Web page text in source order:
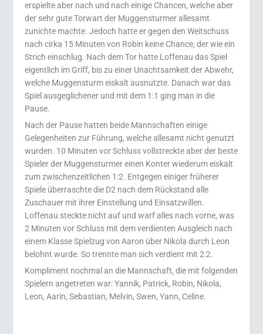
erspielte aber nach und nach einige Chancen, welche aber
der sehr gute Torwart der Muggensturmer allesamt
zunichte machte. Jedoch hatte er gegen den Weitschuss
nach cirka 15 Minuten von Robin keine Chance, der wie ein
Strich einschlug. Nach dem Tor hatte Loffenau das Spiel
eigentlich im Griff, bis zu einer Unachtsamkeit der Abwehr,
welche Muggensturm eiskalt ausnutzte. Danach war das
Spiel ausgeglichener und mit dem 1:1 ging man in die
Pause.
Nach der Pause hatten beide Mannschaften einige
Gelegenheiten zur Führung, welche allesamt nicht genutzt
wurden. 10 Minuten vor Schluss vollstreckte aber der beste
Spieler der Muggensturmer einen Konter wiederum eiskalt
zum zwischenzeitlichen 1:2. Entgegen einiger früherer
Spiele überraschte die D2 nach dem Rückstand alle
Zuschauer mit ihrer Einstellung und Einsatzwillen.
Loffenau steckte nicht auf und warf alles nach vorne, was
2 Minuten vor Schluss mit dem verdienten Ausgleich nach
einem Klasse Spielzug von Aaron über Nikola durch Leon
belohnt wurde. So trennte man sich verdient mit 2:2.
Kompliment nochmal an die Mannschaft, die mit folgenden
Spielern angetreten war: Yannik, Patrick, Robin, Nikola,
Leon, Aarin, Sebastian, Melvin, Swen, Yann, Celine.